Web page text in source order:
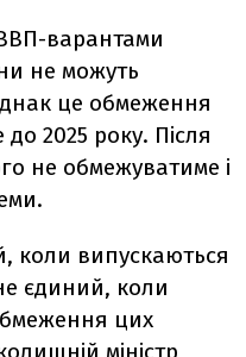
варантами
не можуть
це обмеження
2025 року. Після
не обмежуватиме і
випускаються
єдиний, коли
цих